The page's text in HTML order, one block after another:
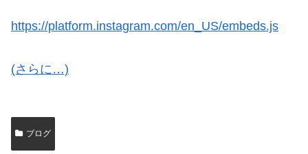
https://platform.instagram.com/en_US/embeds.js
(さらに…)
ブログ